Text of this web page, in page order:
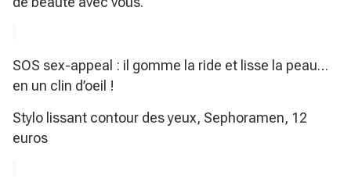
SOS sex-appeal : il gomme la ride et lisse la peau…
en un clin d’oeil !
Stylo lissant contour des yeux, Sephoramen, 12
euros